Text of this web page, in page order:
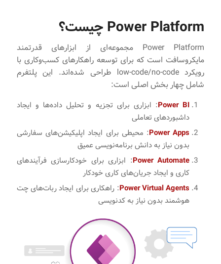
Power Platform چیست؟
Power Platform مجموعه‌ای از ابزارهای قدرتمند
مایکروسافت است که برای توسعه راهکارهای کسب‌وکاری با
رویکرد low-code/no-code طراحی شده‌اند. این پلتفرم
شامل چهار بخش اصلی است:
Power BI: ابزاری برای تجزیه و تحلیل داده‌ها و ایجاد
داشبوردهای تعاملی
Power Apps: محیطی برای ایجاد اپلیکیشن‌های سفارشی
بدون نیاز به دانش برنامه‌نویسی عمیق
Power Automate: ابزاری برای خودکارسازی فرآیندهای
کاری و ایجاد جریان‌های کاری خودکار
Power Virtual Agents: راهکاری برای ایجاد ربات‌های چت
هوشمند بدون نیاز به کدنویسی